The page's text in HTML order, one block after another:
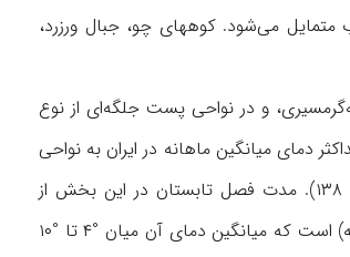
می‌شود. کوههای چو، جبال ورزرد،
و در نواحی پست جلگه‌ای از نوع
حداکثر دمای میانگین ماهانه در ایران به نواحی
جلگه‌ای خوزستان اختصاص دارد و در تابستان دمای آن به بیش از°۵۰ سانتی‌گراد می‌رسد (نک‍ : بدیعی، ۳ / ۱۳۷- ۱۳۸). مدت فصل تابستان در این بخش از
خوزستان ۶ ماه (اردیبهشت تا آخر مهر) و ۳ فصل دیگر مجموعاً ۶ ماه است. گرم‌ترین ماه سال در خوزستان تیر (ژوئیه) است که میانگین دمای آن میان °۴ تا °۱۰